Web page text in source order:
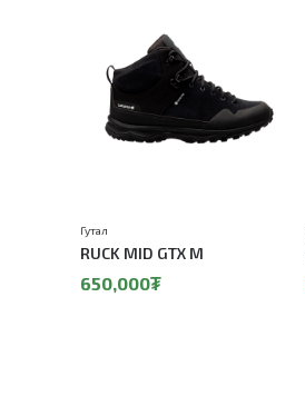
RUCK MID GTX M
Гутал
650,000₮